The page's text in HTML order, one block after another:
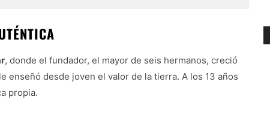
, donde el fundador, el mayor de seis hermanos, creció
enseñó desde joven el valor de la tierra. A los 13 años
propia.